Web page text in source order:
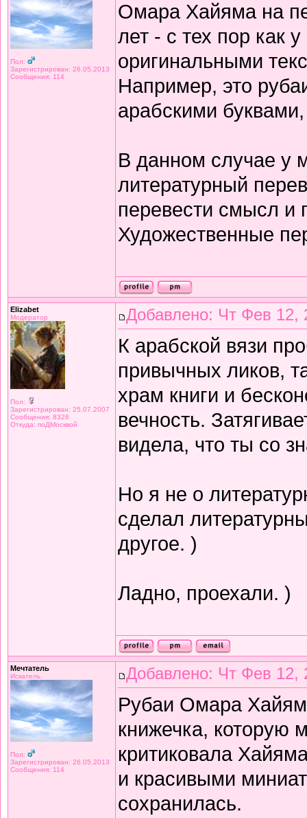
Пол:
Зарегистрирован: 26.05.2013
Сообщения: 114
Омара Хайяма на
лет - с тех пор как
оригинальными
Например, это
арабскими
В данном случае у
литературный
перевести смысл и
Художественные
Elizabet
Модератор
Пол:
Зарегистрирован: 25.07.2007
Сообщения: 8326
Откуда: поДМосквой
Добавлено: Чт Фев 12,
К арабской вязи
привычных ликов,
храм книги и
вечность.
видела, что ты со
Но я не о
сделал
другое. )
Ладно, проехали. )
Мечтатель
Искатель
Пол:
Зарегистрирован: 26.05.2013
Сообщения: 114
Добавлено: Чт Фев 12,
Рубаи Омара
книжечка, которую
критиковала
и красивыми
сохранилась.